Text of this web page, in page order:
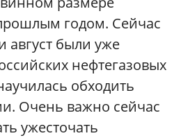
годом. Сейчас
август были уже
нефтегазовых
обходить
Очень важно сейчас
ужесточать